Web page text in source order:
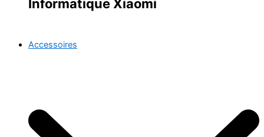
Informatique Xiaomi
Accessoires